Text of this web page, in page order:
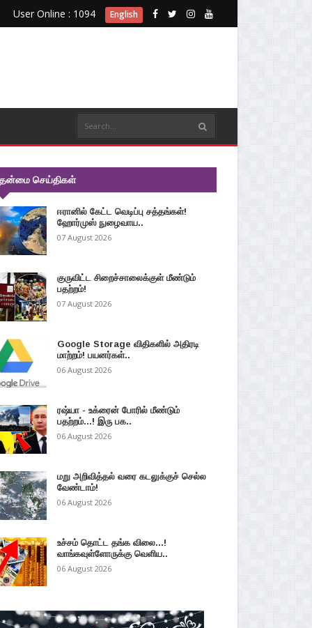
User Online : 1094 English
செய்திகள்
ஈரானில் கேட்ட வெடிப்பு சத்தங்கள்!
ஹோர்முஸ் நுழைவாய..
07 August 2026
குருவிட்ட சிறைச்சாலைக்குள் மீண்டும்
பதற்றம்!
07 August 2026
Google Storage விதிகளில் அதிரடி
மாற்றம்! பயனர்கள்..
06 August 2026
ரஷ்யா - உக்ரைன் போரில் மீண்டும்
பதற்றம்...! இரு பக..
06 August 2026
மறு அறிவித்தல் வரை கடலுக்குச் செல்ல
வேண்டாம்!
06 August 2026
உச்சம் தொட்ட தங்க விலை...!
வாங்கவுள்ளோருக்கு வெளிய..
06 August 2026